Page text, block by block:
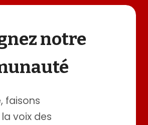
notre
faisons
voix des